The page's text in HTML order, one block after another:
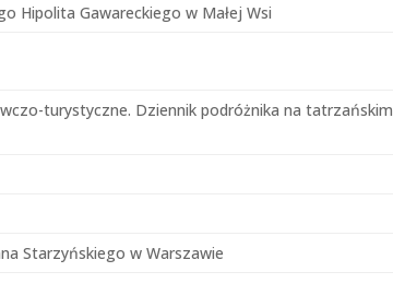
Hipolita Gawareckiego w Małej Wsi
turystyczne. Dziennik podróżnika na tatrzańskim
Starzyńskiego w Warszawie